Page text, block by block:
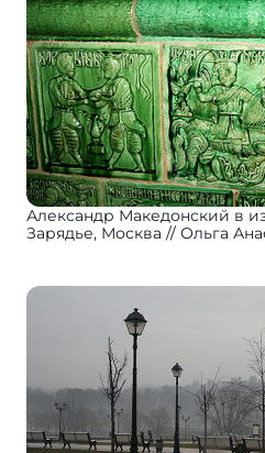
Александр Македонский в
Зарядье, Москва
Ольга